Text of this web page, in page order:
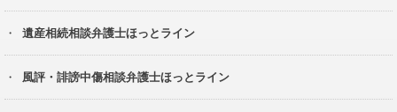
遺産相続相談弁護士ほっとライン
風評・誹謗中傷相談弁護士ほっとライン